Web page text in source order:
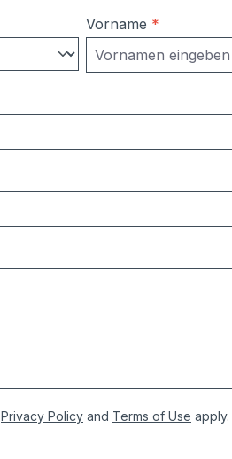
Vorname *
Privacy Policy and Terms of Use apply.